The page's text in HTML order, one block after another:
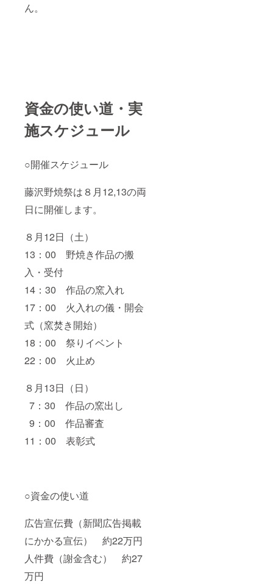
ん。
資金の使い道・実
施スケジュール
○開催スケジュール
藤沢野焼祭は８月12,13の両
日に開催します。
８月12日（土）
13：00 野焼き作品の搬
入・受付
14：30 作品の窯入れ
17：00 火入れの儀・開会
式（窯焚き開始）
18：00 祭りイベント
22：00 火止め
８月13日（日）
7：30 作品の窯出し
9：00 作品審査
11：00 表彰式
○資金の使い道
広告宣伝費（新聞広告掲載
にかかる宣伝） 約22万円
人件費（謝金含む） 約27
万円